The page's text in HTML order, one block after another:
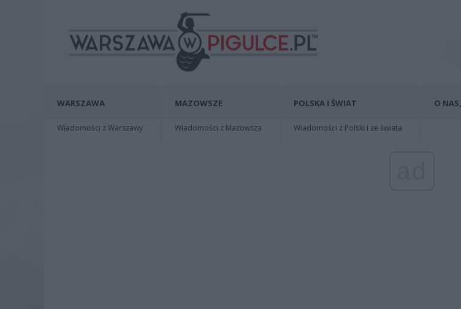
WARSZAWA
Wiadomości z Warszawy
MAZOWSZE
Wiadomości z Mazowsza
POLSKA I ŚWIAT
Wiadomości z Polski i ze świata
O